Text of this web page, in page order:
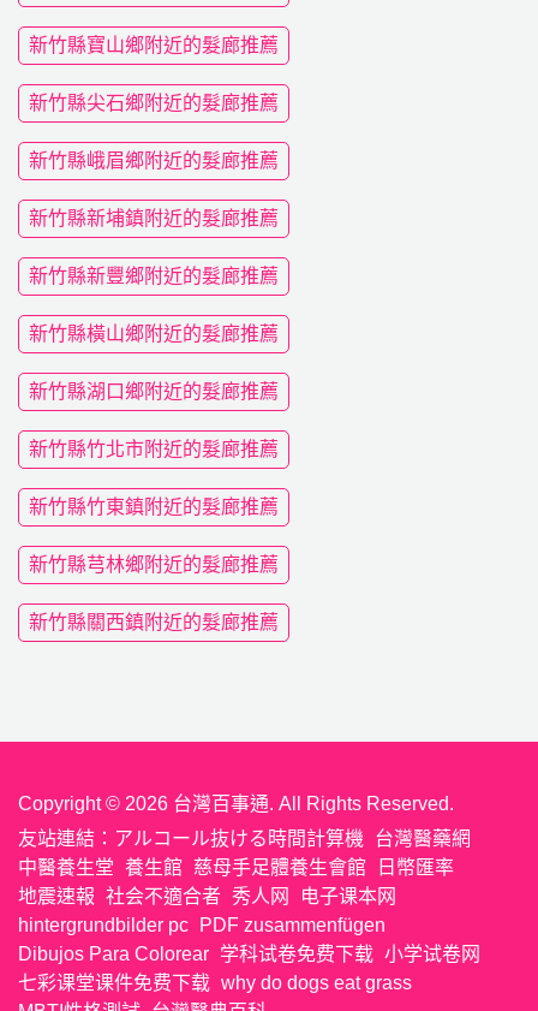
新竹縣寶山鄉附近的髮廊推薦
新竹縣尖石鄉附近的髮廊推薦
新竹縣峨眉鄉附近的髮廊推薦
新竹縣新埔鎮附近的髮廊推薦
新竹縣新豐鄉附近的髮廊推薦
新竹縣橫山鄉附近的髮廊推薦
新竹縣湖口鄉附近的髮廊推薦
新竹縣竹北市附近的髮廊推薦
新竹縣竹東鎮附近的髮廊推薦
新竹縣芎林鄉附近的髮廊推薦
新竹縣關西鎮附近的髮廊推薦
Copyright © 2026 台灣百事通. All Rights Reserved.
友站連結： アルコール抜ける時間計算機
台灣醫藥網
中醫養生堂 養生館 慈母手足體養生會館
日幣匯率
地震速報 社会不適合者 秀人网
电子课本网
hintergrundbilder pc
PDF zusammenfügen
Dibujos Para Colorear 学科试卷免费下载 小学试卷网
七彩课堂课件免费下载 why do dogs eat grass